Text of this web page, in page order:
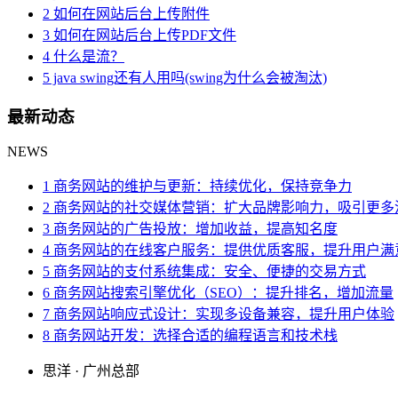
2 如何在网站后台上传附件
3 如何在网站后台上传PDF文件
4 什么是流？
5 java swing还有人用吗(swing为什么会被淘汰)
最新动态
NEWS
1 商务网站的维护与更新：持续优化，保持竞争力
2 商务网站的社交媒体营销：扩大品牌影响力，吸引更多
3 商务网站的广告投放：增加收益，提高知名度
4 商务网站的在线客户服务：提供优质客服，提升用户满
5 商务网站的支付系统集成：安全、便捷的交易方式
6 商务网站搜索引擎优化（SEO）：提升排名，增加流量
7 商务网站响应式设计：实现多设备兼容，提升用户体验
8 商务网站开发：选择合适的编程语言和技术栈
思洋 · 广州总部